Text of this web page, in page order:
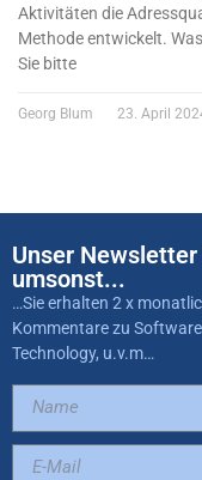
Aktivitäten die
Methode entwickelt.
Sie bitte
Georg Blum 23. April
Unser
umsonst...
…Sie erhalten 2 x
Kommentare zu
Technology, u.v.m…